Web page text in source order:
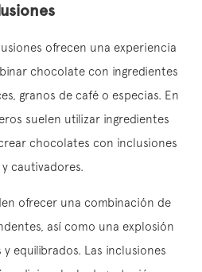
ofrecen una experiencia
chocolate con ingredientes
granos de café o especias. En
suelen utilizar ingredientes
chocolates con inclusiones
cautivadores.
ofrecer una combinación de
así como una explosión
equilibrados. Las inclusiones